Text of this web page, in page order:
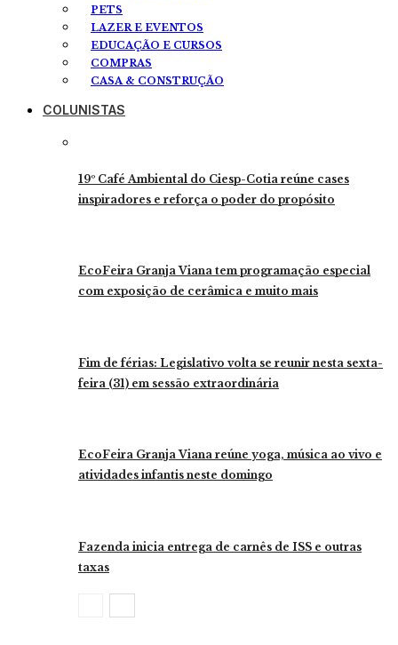
PETS
LAZER E EVENTOS
EDUCAÇÃO E CURSOS
COMPRAS
CASA & CONSTRUÇÃO
COLUNISTAS
19º Café Ambiental do Ciesp-Cotia reúne cases
inspiradores e reforça o poder do propósito
EcoFeira Granja Viana tem programação especial
com exposição de cerâmica e muito mais
Fim de férias: Legislativo volta se reunir nesta sexta-
feira (31) em sessão extraordinária
EcoFeira Granja Viana reúne yoga, música ao vivo e
atividades infantis neste domingo
Fazenda inicia entrega de carnês de ISS e outras
taxas